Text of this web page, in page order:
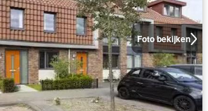
Foto bekijken